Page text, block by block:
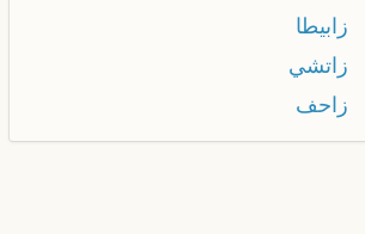
زابيطا
زاتشي
زاحف